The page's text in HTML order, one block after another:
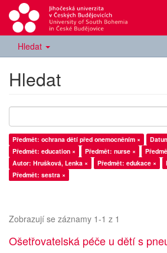
Hledat
Hledat
Předmět: ochrana dětí před onemocněním ×
Předmět: education ×
Předmět: nurse ×
Autor: Hrušková, Lenka ×
Předmět: edukace ×
Předmět: sestra ×
Zobrazují se záznamy 1-1 z 1
Ošetřovatelská péče u dětí s